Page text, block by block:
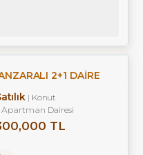
2+1 DAİRE
Konut
Apartman Dairesi
TL